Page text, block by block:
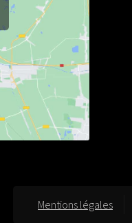
Mentions légales